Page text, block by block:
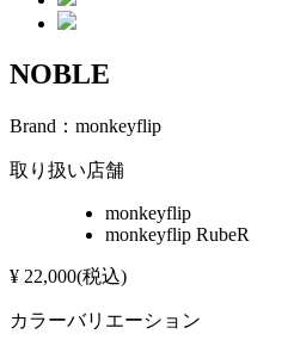
NOBLE
Brand： monkeyflip
取り扱い店舗
monkeyflip
monkeyflip RubeR
¥ 22,000(税込)
カラーバリエーション